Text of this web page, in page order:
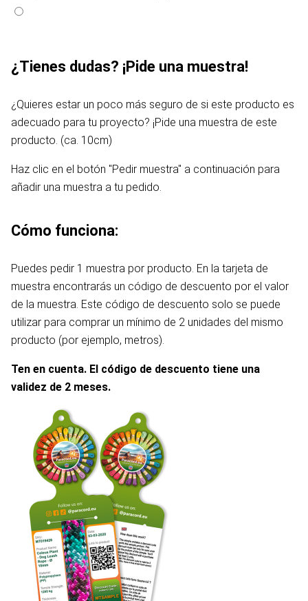
¿Tienes dudas? ¡Pide una muestra!
¿Quieres estar un poco más seguro de si este producto es
adecuado para tu proyecto? ¡Pide una muestra de este
producto. (ca. 10cm)
Haz clic en el botón "Pedir muestra" a continuación para
añadir una muestra a tu pedido.
Cómo funciona:
Puedes pedir 1 muestra por producto. En la tarjeta de
muestra encontrarás un código de descuento por el valor
de la muestra. Este código de descuento solo se puede
utilizar para comprar un mínimo de 2 unidades del mismo
producto (por ejemplo, metros).
Ten en cuenta. El código de descuento tiene una
validez de 2 meses.